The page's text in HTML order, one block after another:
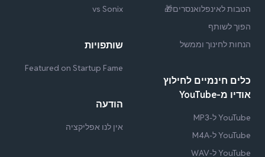
הטבות לאינפלואנסרים🎁
הפוך לשותף
הנחות לחינוך וממשל
כלים חינמיים לחילוץ
אודיו מ-YouTube
YouTube ל-MP3
YouTube ל-M4A
YouTube ל-WAV
vs Sonix
שותפויות
Featured on Startup Fame
הודעה
אין לנו אפליקציה